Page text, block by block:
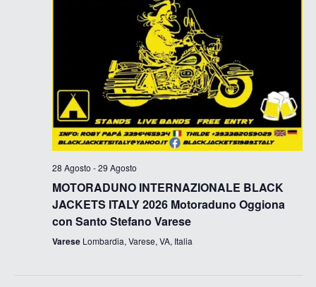
28 Agosto -29 Agosto
MOTORADUNO INTERNAZIONALE BLACK
JACKETS ITALY 2026 Motoraduno Oggiona
con Santo Stefano Varese
Varese Lombardia, Varese, VA, Italia